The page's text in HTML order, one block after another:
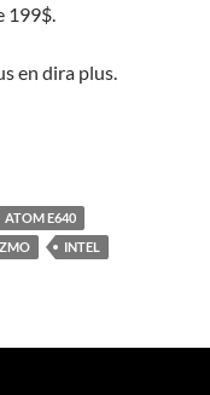
199$.
en dira plus.
ATOM E640
INTEL